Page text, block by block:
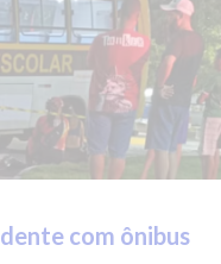
com ônibus